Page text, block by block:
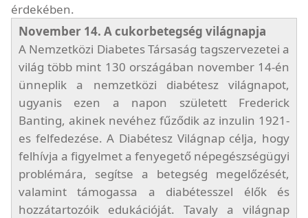
érdekében.
November 14. A cukorbetegség világnapja
A Nemzetközi Diabetes Társaság tagszervezetei a
világ több mint 130 országában november 14-én
ünneplik a nemzetközi diabétesz világnapot,
ugyanis ezen a napon született Frederick
Banting, akinek nevéhez fűződik az inzulin 1921-
es felfedezése. A Diabétesz Világnap célja, hogy
felhívja a figyelmet a fenyegető népegészségügyi
problémára, segítse a betegség megelőzését,
valamint támogassa a diabétesszel élők és
hozzátartozóik edukációját. Tavaly a világnap